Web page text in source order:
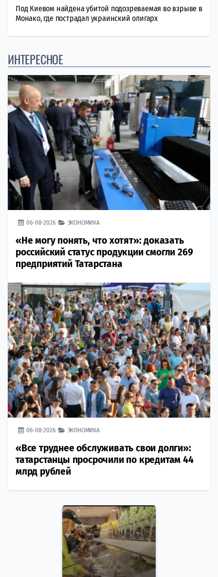
Под Киевом найдена убитой подозреваемая во взрыве в
Монако, где пострадал украинский олигарх
ИНТЕРЕСНОЕ
06-08-2026 ЭКОНОМИКА
«Не могу понять, что хотят»: доказать
российский статус продукции смогли 269
предприятий Татарстана
06-08-2026 ЭКОНОМИКА
«Все труднее обслуживать свои долги»:
татарстанцы просрочили по кредитам 44
млрд рублей